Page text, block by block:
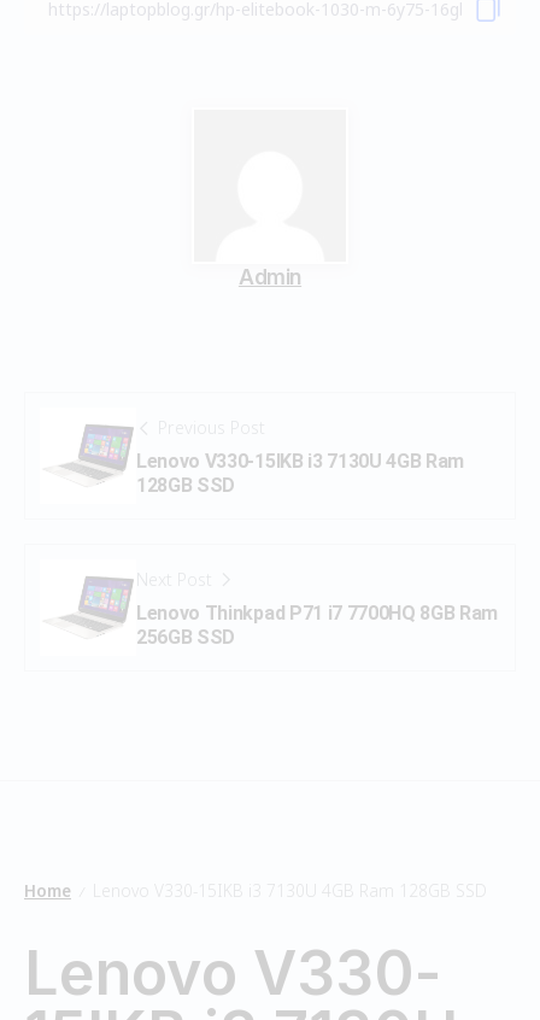
Admin
Previous Post
Lenovo V330-15IKB i3 7130U 4GB Ram
128GB SSD
Next Post
Lenovo Thinkpad P71 i7 7700HQ 8GB Ram
256GB SSD
Home Lenovo V330-15IKB i3 7130U 4GB Ram 128GB SSD
Lenovo V330-